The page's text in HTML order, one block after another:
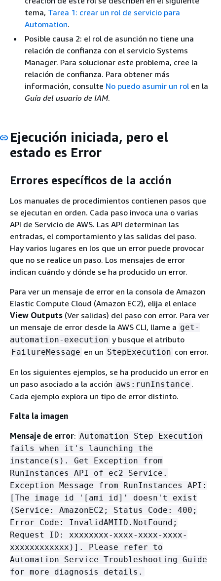
tema, Tarea 1: crear un rol de servicio para
Automation.
Posible causa 2: el rol de asunción no tiene una
relación de confianza con el servicio Systems
Manager. Para solucionar este problema, cree la
relación de confianza. Para obtener más
información, consulte No puedo asumir un rol en la
Guía del usuario de IAM.
Ejecución iniciada, pero el
estado es Error
Errores específicos de la acción
Los manuales de procedimientos contienen pasos que
se ejecutan en orden. Cada paso invoca una o varias
API de Servicio de AWS. Las API determinan las
entradas, el comportamiento y las salidas del paso.
Hay varios lugares en los que un error puede provocar
que no se realice un paso. Los mensajes de error
indican cuándo y dónde se ha producido un error.
Para ver un mensaje de error en la consola de Amazon
Elastic Compute Cloud (Amazon EC2), elija el enlace
View Outputs (Ver salidas) del paso con error. Para ver
un mensaje de error desde la AWS CLI, llame a get-
automation-execution y busque el atributo
FailureMessage en un StepExecution con error.
En los siguientes ejemplos, se ha producido un error en
un paso asociado a la acción aws:runInstance .
Cada ejemplo explora un tipo de error distinto.
Falta la imagen
Mensaje de error: Automation Step Execution
fails when it's launching the
instance(s). Get Exception from
RunInstances API of ec2 Service.
Exception Message from RunInstances API:
[The image id '[ami id]' doesn't exist
(Service: AmazonEC2; Status Code: 400;
Error Code: InvalidAMIID.NotFound;
Request ID: xxxxxxxx-xxxx-xxxx-xxxx-
xxxxxxxxxxxx)]. Please refer to
Automation Service Troubleshooting Guide
for more diagnosis details.